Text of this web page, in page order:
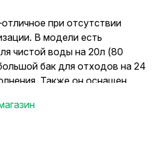
при отсутствии
В модели есть
чистой воды на 20л (80
бак для отходов на 24
Также он оснащен
воды и более чистого
для туалетной бумаги и отсек